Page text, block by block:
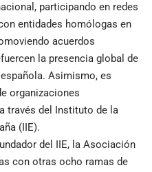
participando en redes
entidades homólogas en
acuerdos
la presencia global de
Asimismo, es
organizaciones
través del Instituto de la
(IIE).
del IIE, la Asociación
con otras ocho ramas de